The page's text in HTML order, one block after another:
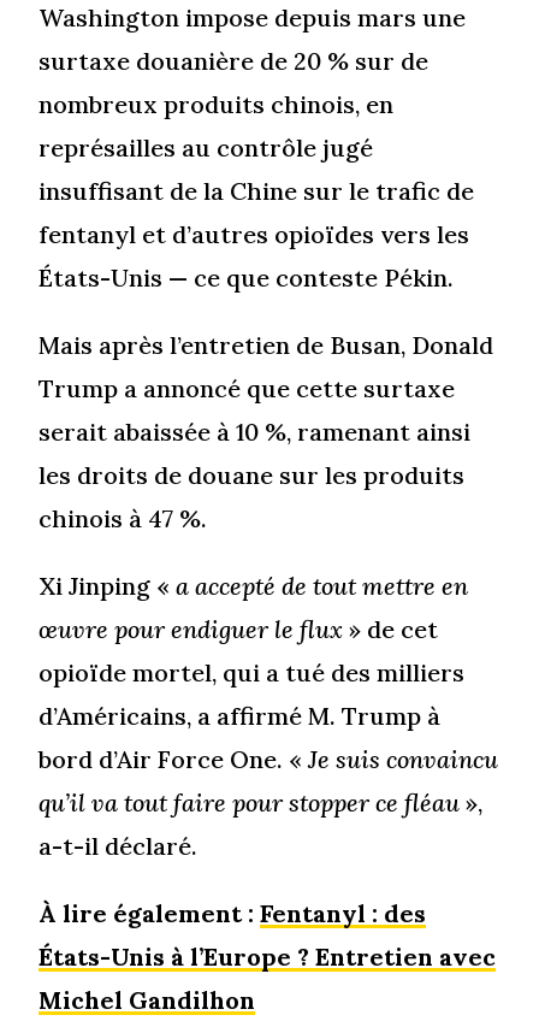
Washington impose depuis mars une
surtaxe douanière de 20 % sur de
nombreux produits chinois, en
représailles au contrôle jugé
insuffisant de la Chine sur le trafic de
fentanyl et d’autres opioïdes vers les
États-Unis — ce que conteste Pékin.
Mais après l’entretien de Busan, Donald
Trump a annoncé que cette surtaxe
serait abaissée à 10 %, ramenant ainsi
les droits de douane sur les produits
chinois à 47 %.
Xi Jinping «a accepté de tout mettre en
œuvre pour endiguer le flux » de cet
opioïde mortel, qui a tué des milliers
d’Américains, a affirmé M. Trump à
bord d’Air Force One. «Je suis convaincu
qu’il va tout faire pour stopper ce fléau »,
a-t-il déclaré.
À lire également :Fentanyl : des
États-Unis à l’Europe ? Entretien avec
Michel Gandilhon